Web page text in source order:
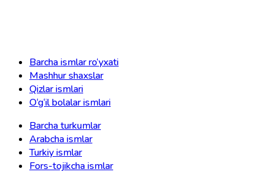
Barcha ismlar ro‘yxati
Mashhur shaxslar
Qizlar ismlari
O‘g‘il bolalar ismlari
Barcha turkumlar
Arabcha ismlar
Turkiy ismlar
Fors-tojikcha ismlar